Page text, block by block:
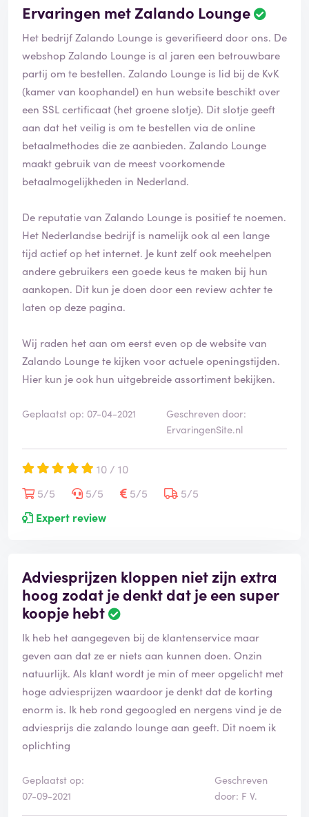
Ervaringen met Zalando Lounge
Het bedrijf Zalando Lounge is geverifieerd door ons. De
webshop Zalando Lounge is al jaren een betrouwbare
partij om te bestellen. Zalando Lounge is lid bij de KvK
(kamer van koophandel) en hun website beschikt over
een SSL certificaat (het groene slotje). Dit slotje geeft
aan dat het veilig is om te bestellen via de online
betaalmethodes die ze aanbieden. Zalando Lounge
maakt gebruik van de meest voorkomende
betaalmogelijkheden in Nederland.
De reputatie van Zalando Lounge is positief te noemen.
Het Nederlandse bedrijf is namelijk ook al een lange
tijd actief op het internet. Je kunt zelf ook meehelpen
andere gebruikers een goede keus te maken bij hun
aankopen. Dit kun je doen door een review achter te
laten op deze pagina.
Wij raden het aan om eerst even op de website van
Zalando Lounge te kijken voor actuele openingstijden.
Hier kun je ook hun uitgebreide assortiment bekijken.
Geplaatst op: 07-04-2021
Geschreven door:
ErvaringenSite.nl
10 / 10
5/5
5/5 5/5
5/5
Expert review
Adviesprijzen kloppen niet zijn extra
hoog zodat je denkt dat je een super
koopje hebt
Ik heb het aangegeven bij de klantenservice maar
geven aan dat ze er niets aan kunnen doen. Onzin
natuurlijk. Als klant wordt je min of meer opgelicht met
hoge adviesprijzen waardoor je denkt dat de korting
enorm is. Ik heb rond gegoogled en nergens vind je de
adviesprijs die zalando lounge aan geeft. Dit noem ik
oplichting
Geplaatst op:
07-09-2021
Geschreven
door: F V.